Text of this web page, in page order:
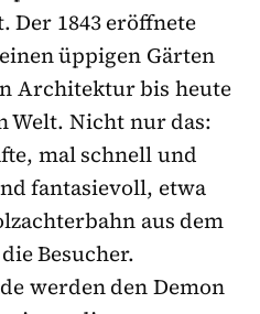
Der 1843 eröffnete
üppigen Gärten
Architektur bis heute
Welt. Nicht nur das:
mal schnell und
fantasievoll, etwa
aus dem
Besucher.
werden den Demon